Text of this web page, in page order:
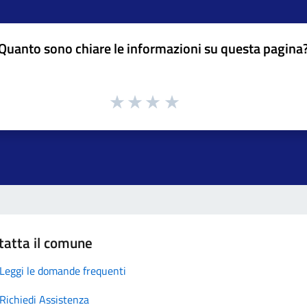
sono chiare le informazioni su questa
il comune
Leggi le domande frequenti
Richiedi Assistenza